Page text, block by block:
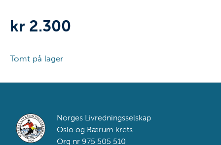
kr 2.300
Tomt på lager
Footer
Norges Livredningsselskap
Oslo og Bærum krets
Org nr 975 505 510